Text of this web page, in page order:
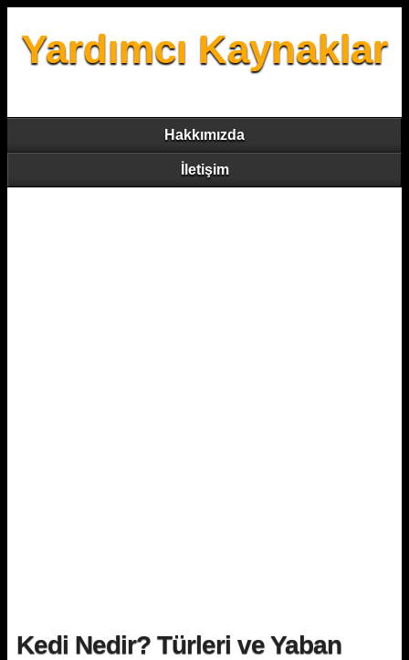
Yardımcı Kaynaklar
Hakkımızda
İletişim
Kedi Nedir? Türleri ve Yaban